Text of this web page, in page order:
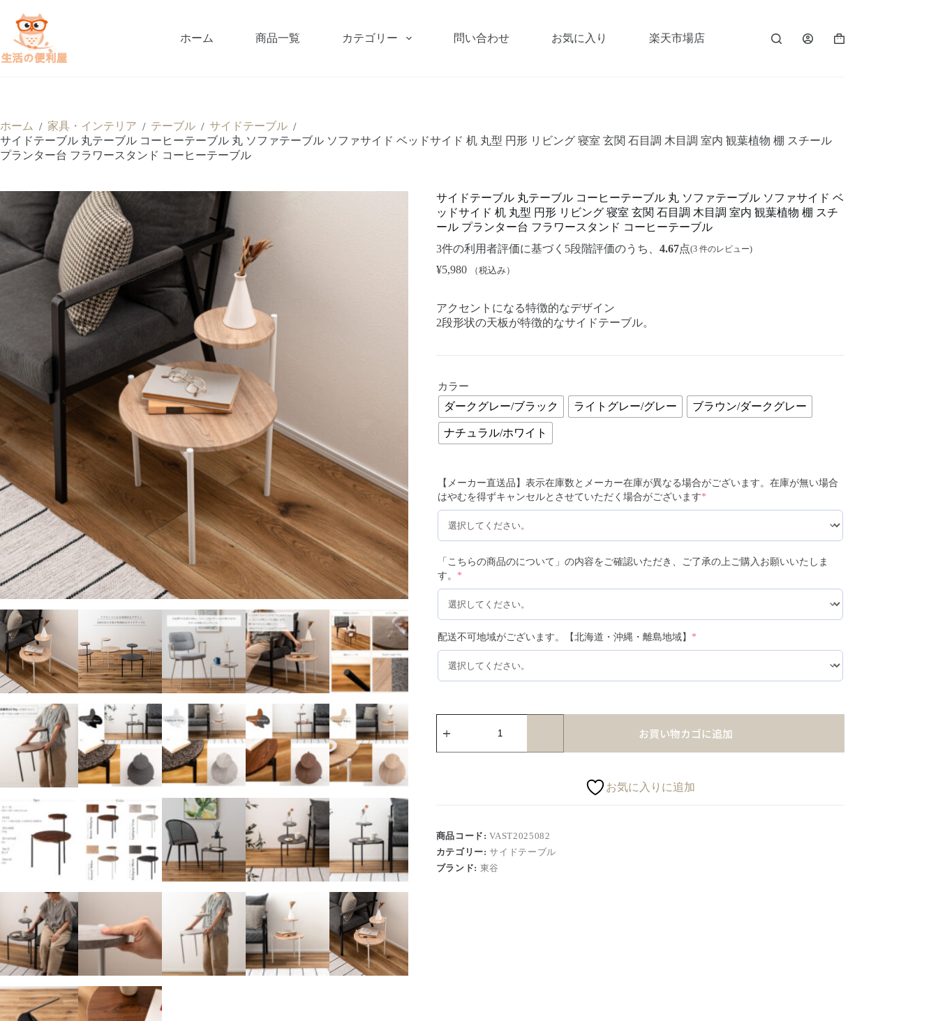
ホーム 商品一覧 カテゴリー 問い合わせ お気に入り 楽天市場店
ホーム / 家具・インテリア / テーブル / サイドテーブル /
サイドテーブル 丸テーブル コーヒーテーブル 丸 ソファテーブル ソファサイド ベッドサイド 机 丸型 円形 リビング 寝室 玄関 石目調 木目調 室内 観葉植物 棚 スチール
プランター台 フラワースタンド コーヒーテーブル
サイドテーブル 丸テーブル コーヒーテーブル 丸 ソファテーブル ソファサイド ベ
ッドサイド 机 丸型 円形 リビング 寝室 玄関 石目調 木目調 室内 観葉植物 棚 スチ
ール プランター台 フラワースタンド コーヒーテーブル
3件の利用者評価に基づく5段階評価のうち、 4.67点(3件のレビュー)
¥5,980 （税込み）
アクセントになる特徴的なデザイン
2段形状の天板が特徴的なサイドテーブル。
カラー
ダークグレー/ブラック ライトグレー/グレー ブラウン/ダークグレー
ナチュラル/ホワイト
【メーカー直送品】表示在庫数とメーカー在庫が異なる場合がございます。在庫が無い場合
はやむを得ずキャンセルとさせていただく場合がございます*
「こちらの商品のについて」の内容をご確認いただき、ご了承の上ご購入お願いいたしま
す。 *
配送不可地域がございます。【北海道・沖縄・離島地域】 *
お買い物カゴに追加
お気に入りに追加
商品コード:VAST2025082
カテゴリー:サイドテーブル
ブランド: 東谷